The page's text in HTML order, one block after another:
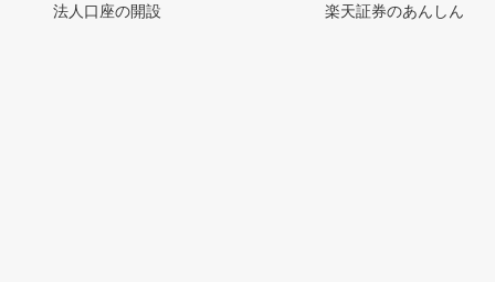
法人口座の開設
楽天証券のあんしん